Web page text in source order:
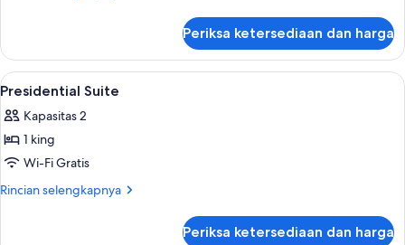
Suite
Periksa ketersediaan dan harga
Lihat
semua
foto
untuk
Presidential
Suite
Kamar mandi | Shower, pengering
1
Presidential Suite
Kapasitas 2
1 king
Wi-Fi Gratis
Rincian selengkapnya
Rincian
Periksa ketersediaan dan harga